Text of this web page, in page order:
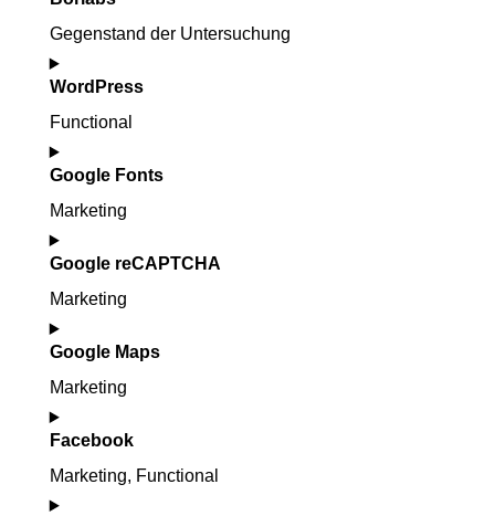
Gegenstand der Untersuchung
Consent
to
service
borlabs
WordPress
Functional
Consent
to
service
wordpress
Google Fonts
Marketing
Consent
to
service
google-
fonts
Google reCAPTCHA
Marketing
Consent
to
service
google-
recaptcha
Google Maps
Marketing
Consent
to
service
google-
Facebook
Marketing, Functional
Consent